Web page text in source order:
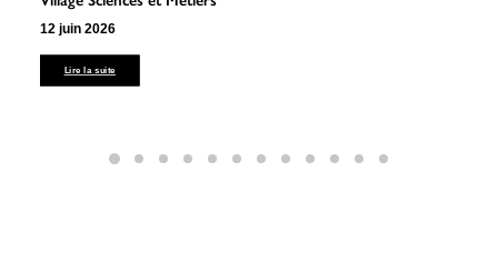
12 juin 2026
Lire la suite